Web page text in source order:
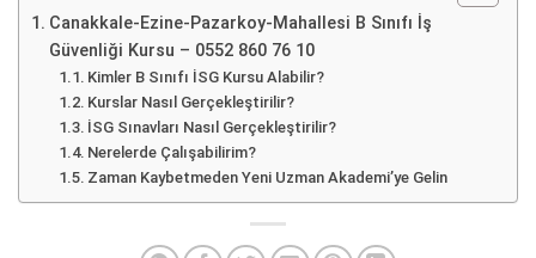
Canakkale-Ezine-Pazarkoy-Mahallesi B Sınıfı İş
Güvenliği Kursu – 0552 860 76 10
Kimler B Sınıfı İSG Kursu Alabilir?
Kurslar Nasıl Gerçekleştirilir?
İSG Sınavları Nasıl Gerçekleştirilir?
Nerelerde Çalışabilirim?
Zaman Kaybetmeden Yeni Uzman Akademi’ye Gelin